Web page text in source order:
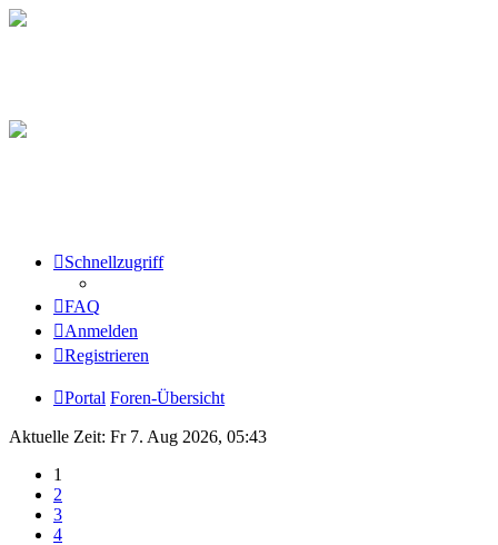
Schnellzugriff
FAQ
Anmelden
Registrieren
Portal Foren-Übersicht
Aktuelle Zeit: Fr 7. Aug 2026, 05:43
1
2
3
4